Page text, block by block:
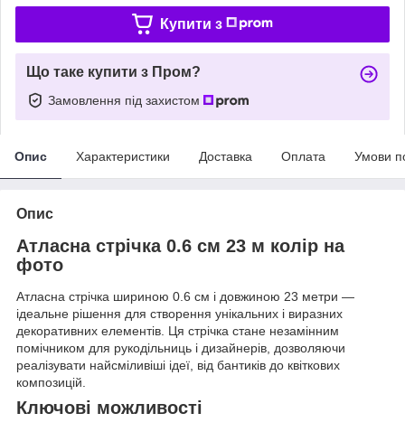
Купити з
Що таке купити з Пром?
Замовлення під захистом
Опис Характеристики Доставка Оплата Умови
Опис
Атласна стрічка 0.6 см 23 м колір на
фото
Атласна стрічка шириною 0.6 см і довжиною 23 метри —
ідеальне рішення для створення унікальних і виразних
декоративних елементів. Ця стрічка стане незамінним
помічником для рукодільниць і дизайнерів, дозволяючи
реалізувати найсміливіші ідеї, від бантиків до квіткових
композицій.
Ключові можливості